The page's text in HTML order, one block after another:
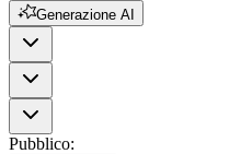
Generazione AI
Pubblico: